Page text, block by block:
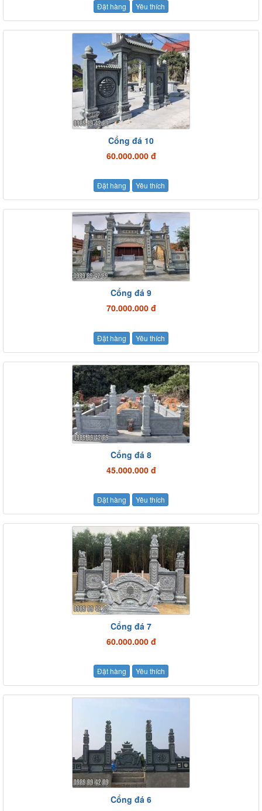
Đặt hàng Yêu thích
Cổng đá 10
60.000.000 đ
Đặt hàng Yêu thích
Cổng đá 9
70.000.000 đ
Đặt hàng Yêu thích
Cổng đá 8
45.000.000 đ
Đặt hàng Yêu thích
Cổng đá 7
60.000.000 đ
Đặt hàng Yêu thích
Cổng đá 6